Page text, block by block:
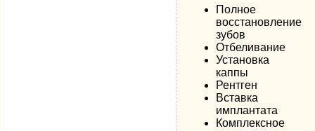
Полное
восстановление
зубов
Отбеливание
Установка
каппы
Рентген
Вставка
имплантата
Комплексное